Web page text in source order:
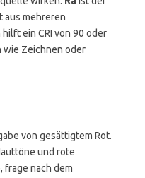
mehreren
ein CRI von 90 oder
wie Zeichnen oder
von gesättigtem Rot.
und rote
frage nach dem